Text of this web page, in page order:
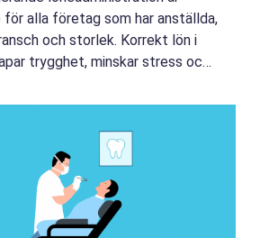
för alla företag som har anställda,
och storlek. Korrekt lön i
trygghet, minskar stress och
Samtidigt är området...